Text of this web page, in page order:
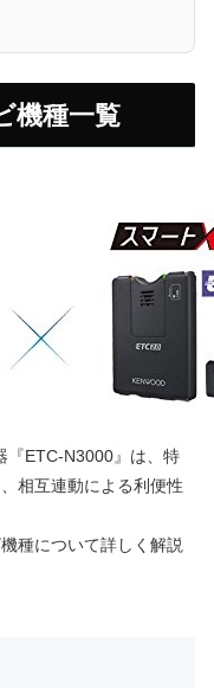
機種一覧
『ETC-N3000』は、特
相互連動による利便性
種について詳しく解説